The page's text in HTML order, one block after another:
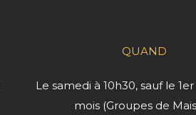
QUAND
Le samedi à 10h30, sauf le
mois (Groupes de